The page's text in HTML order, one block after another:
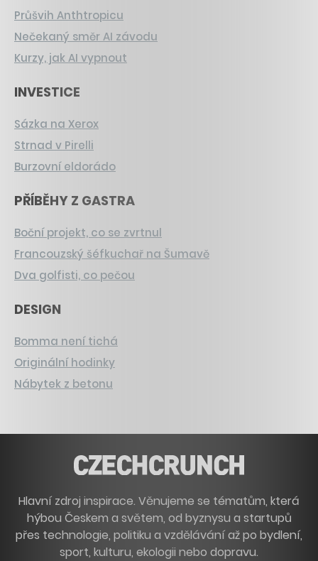
Průšvih Anthtropicu
Nečekaný směr AI závodu
Kurzy, jak AI vypnout
INVESTICE
Sázka na Xerox
Strnad v Pirelli
Burzovní eldorádo
PŘÍBĚHY Z GASTRA
Boční projekt, co se zvrtnul
Francouzský šéfkuchař na Šumavě
Dva golfisti, co pečou
DESIGN
Bomma není tichá
Originální hodinky
Nábytek z betonu
Hlavní zdroj inspirace. Věnujeme se tématům, která
hýbou Českem a světem, od byznysu a startupů
přes technologie, politiku a vzdělávání až po bydlení,
sport, kulturu, ekologii nebo dopravu.